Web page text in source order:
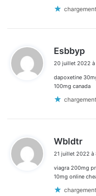
Esbbyp
t
:
20 juillet 2022
dapoxetine
100mg canada
Wbldtr
t
:
21 juillet 2022 à
viagra 200mg
10mg online